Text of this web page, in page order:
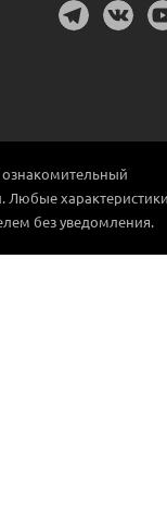
ознакомительный
Любые
без уведомления.